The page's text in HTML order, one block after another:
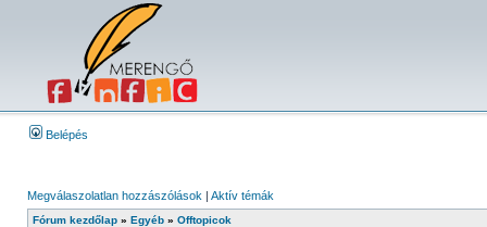
Belépés
Megválaszolatlan hozzászólások | Aktív témák
Fórum kezdőlap » Egyéb » Offtopicok